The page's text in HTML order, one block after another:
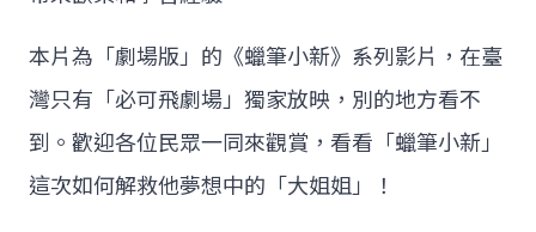
本片為「劇場版」的《蠟筆小新》系列影片，在臺
灣只有「必可飛劇場」獨家放映，別的地方看不
到。歡迎各位民眾一同來觀賞，看看「蠟筆小新」
這次如何解救他夢想中的「大姐姐」！